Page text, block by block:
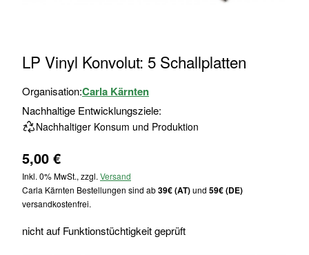
Anfang
Bildgalerie
springen
LP Vinyl Konvolut: 5 Schallplatten
Organisation:Carla Kärnten
Nachhaltige Entwicklungsziele:
Nachhaltiger Konsum und Produktion
5,00 €
Inkl. 0% MwSt., zzgl. Versand
Carla Kärnten Bestellungen sind ab39€ (AT)und 59€ (DE)
versandkostenfrei.
nicht auf Funktionstüchtigkeit geprüft